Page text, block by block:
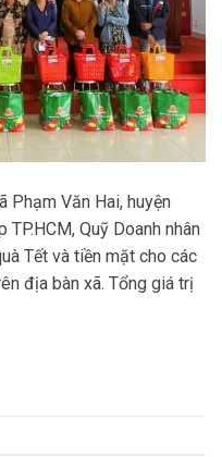
Phạm Văn Hai, huyện
TP.HCM, Quỹ Doanh nhân
Tết và tiền mặt cho các
địa bàn xã. Tổng giá trị